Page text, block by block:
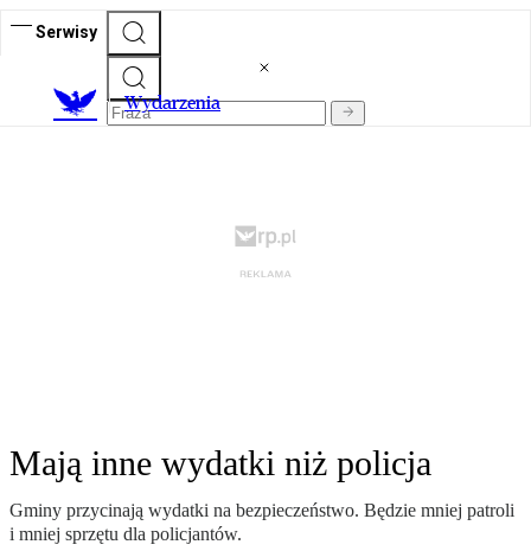
Serwisy
Wydarzenia
Mają inne wydatki niż policja
Gminy przycinają wydatki na bezpieczeństwo. Będzie mniej patroli
i mniej sprzętu dla policjantów.